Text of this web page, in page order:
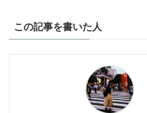
この記事を書いた人